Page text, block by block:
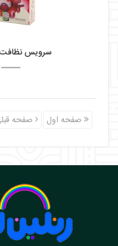
سرویس نظافت
صفحه اول صفحه